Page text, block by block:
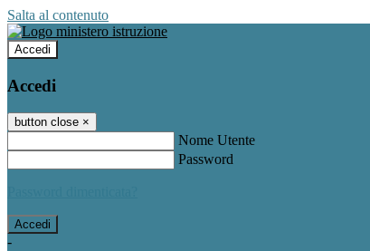
Salta al contenuto
Accedi
Accedi
button close ×
Nome Utente
Password
-